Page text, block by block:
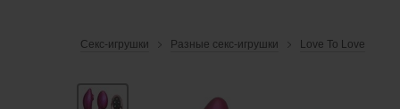
Секс-игрушки Разные секс-игрушки Love To Love